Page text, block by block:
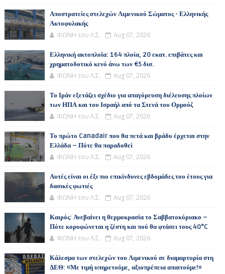
Αποστρατείες στελεχών Λιμενικού Σώματος - Ελληνικής
Ακτοφυλακής
ΦΩΝΗ του Λ.Σ. Aug 07, 2026
Ελληνική ακτοπλοΐα: 164 πλοία, 20 εκατ. επιβάτες και
χρηματοδοτικό κενό άνω των €5 δισ.
ΦΩΝΗ του Λ.Σ. Aug 07, 2026
Το Ιράν εξετάζει σχέδιο για απαγόρευση διέλευσης πλοίων
των ΗΠΑ και του Ισραήλ από τα Στενά του Ορμούζ
ΦΩΝΗ του Λ.Σ. Aug 07, 2026
Το πρώτο Canadair που θα πετά και βράδυ έρχεται στην
Ελλάδα – Πότε θα παραδοθεί
ΦΩΝΗ του Λ.Σ. Aug 07, 2026
Αυτές είναι οι έξι πιο επικίνδυνες εβδομάδες του έτους για
δασικές φωτιές
ΦΩΝΗ του Λ.Σ. Aug 07, 2026
Καιρός: Ανεβαίνει η θερμοκρασία το Σαββατοκύριακο –
Πότε κορυφώνεται η ζέστη και πού θα φτάσει τους 40°C
ΦΩΝΗ του Λ.Σ. Aug 07, 2026
Κάλεσμα των στελεχών του Λιμενικού σε διαμαρτυρία στη
ΔΕΘ: «Με τιμή υπηρετούμε, αξιοπρέπεια απαιτούμε!»